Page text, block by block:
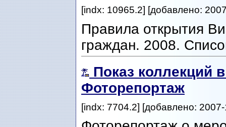
[indx: 10965.2] [добавлено:
Правила открытия
граждан. 2008.
Показ коллекций
Фоторепортаж
[indx: 7704.2] [добавлено: